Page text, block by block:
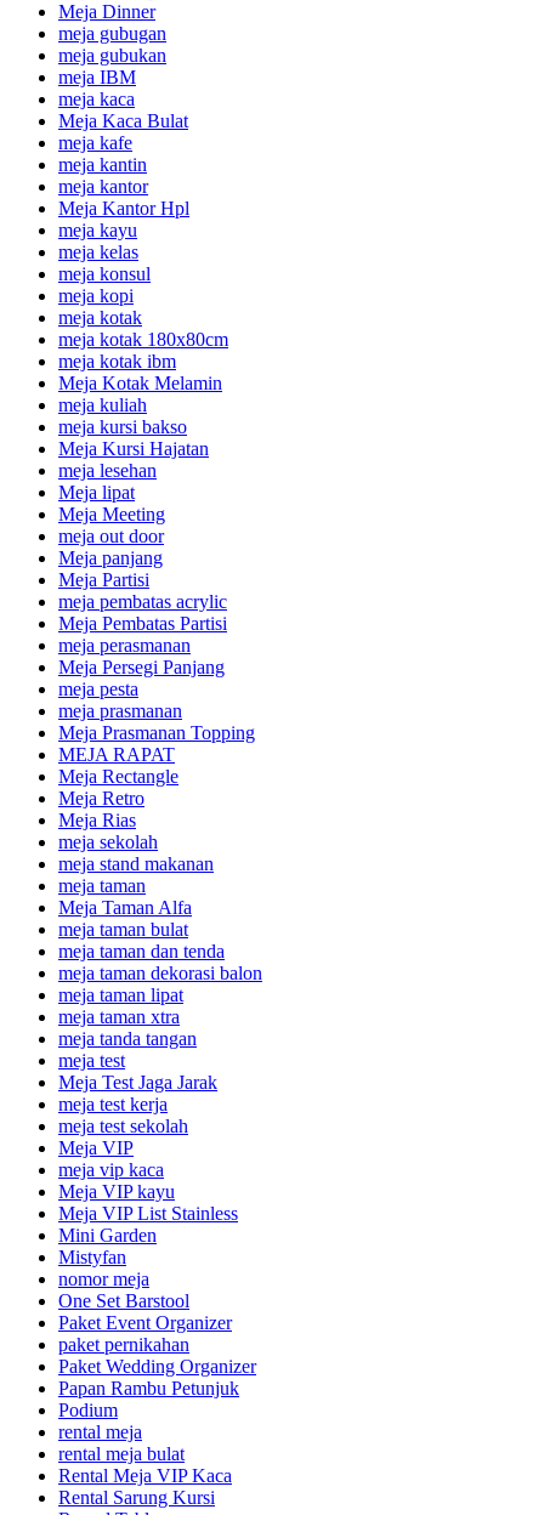
Meja Dinner
meja gubugan
meja gubukan
meja IBM
meja kaca
Meja Kaca Bulat
meja kafe
meja kantin
meja kantor
Meja Kantor Hpl
meja kayu
meja kelas
meja konsul
meja kopi
meja kotak
meja kotak 180x80cm
meja kotak ibm
Meja Kotak Melamin
meja kuliah
meja kursi bakso
Meja Kursi Hajatan
meja lesehan
Meja lipat
Meja Meeting
meja out door
Meja panjang
Meja Partisi
meja pembatas acrylic
Meja Pembatas Partisi
meja perasmanan
Meja Persegi Panjang
meja pesta
meja prasmanan
Meja Prasmanan Topping
MEJA RAPAT
Meja Rectangle
Meja Retro
Meja Rias
meja sekolah
meja stand makanan
meja taman
Meja Taman Alfa
meja taman bulat
meja taman dan tenda
meja taman dekorasi balon
meja taman lipat
meja taman xtra
meja tanda tangan
meja test
Meja Test Jaga Jarak
meja test kerja
meja test sekolah
Meja VIP
meja vip kaca
Meja VIP kayu
Meja VIP List Stainless
Mini Garden
Mistyfan
nomor meja
One Set Barstool
Paket Event Organizer
paket pernikahan
Paket Wedding Organizer
Papan Rambu Petunjuk
Podium
rental meja
rental meja bulat
Rental Meja VIP Kaca
Rental Sarung Kursi